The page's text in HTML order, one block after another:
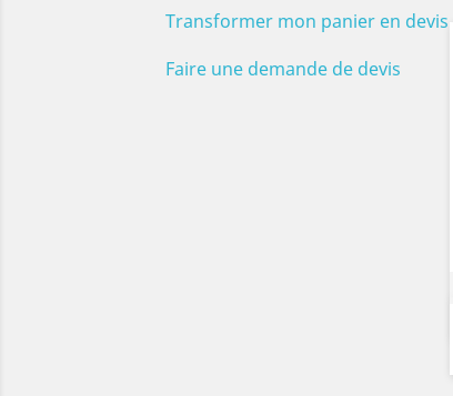
Transformer mon panier en devis
Faire une demande de devis